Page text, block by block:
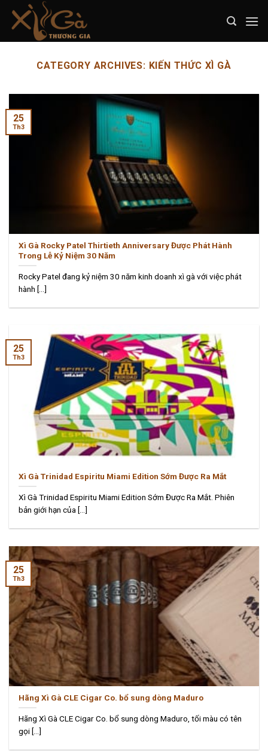
CATEGORY ARCHIVES: KIẾN THỨC XÌ GÀ
Xì Gà Rocky Patel Thirtieth Anniversary Được Phát Hành
Trong Lễ Kỷ Niệm 30 Năm
Rocky Patel đang kỷ niệm 30 năm kinh doanh xì gà với việc phát
hành [...]
25
Th3
Xì Gà Trinidad Espiritu Miami Edition Sớm Được Ra Mắt
Xì Gà Trinidad Espiritu Miami Edition Sớm Được Ra Mắt. Phiên
bản giới hạn của [...]
25
Th3
Hãng Xì Gà CLE Cigar Co. bổ sung dòng Maduro
Hãng Xì Gà CLE Cigar Co. bổ sung dòng Maduro, tối màu có tên
gọi [...]
25
Th3